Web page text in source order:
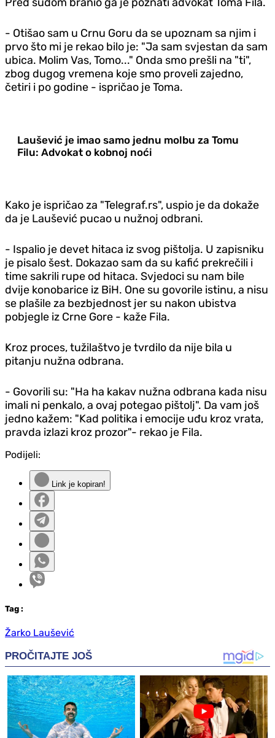
- Otišao sam u Crnu Goru da se upoznam sa njim i
prvo što mi je rekao bilo je: "Ja sam svjestan da sam
ubica. Molim Vas, Tomo..." Onda smo prešli na "ti",
zbog dugog vremena koje smo proveli zajedno,
četiri i po godine - ispričao je Toma.
Laušević je imao samo jednu molbu za Tomu
Filu: Advokat o kobnoj noći
Kako je ispričao za "Telegraf.rs", uspio je da dokaže
da je Laušević pucao u nužnoj odbrani.
- Ispalio je devet hitaca iz svog pištolja. U zapisniku
je pisalo šest. Dokazao sam da su kafić prekrečili i
time sakrili rupe od hitaca. Svjedoci su nam bile
dvije konobarice iz BiH. One su govorile istinu, a nisu
se plašile za bezbjednost jer su nakon ubistva
pobjegle iz Crne Gore - kaže Fila.
Kroz proces, tužilaštvo je tvrdilo da nije bila u
pitanju nužna odbrana.
- Govorili su: "Ha ha kakav nužna odbrana kada nisu
imali ni penkalo, a ovaj potegao pištolj". Da vam još
jedno kažem: "Kad politika i emocije uđu kroz vrata,
pravda izlazi kroz prozor"- rekao je Fila.
Podijeli:
Link je kopiran!
Tag :
Žarko Laušević